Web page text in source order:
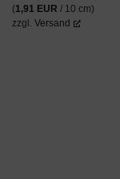
(1,91 EUR / 10 cm)
zzgl. Versand